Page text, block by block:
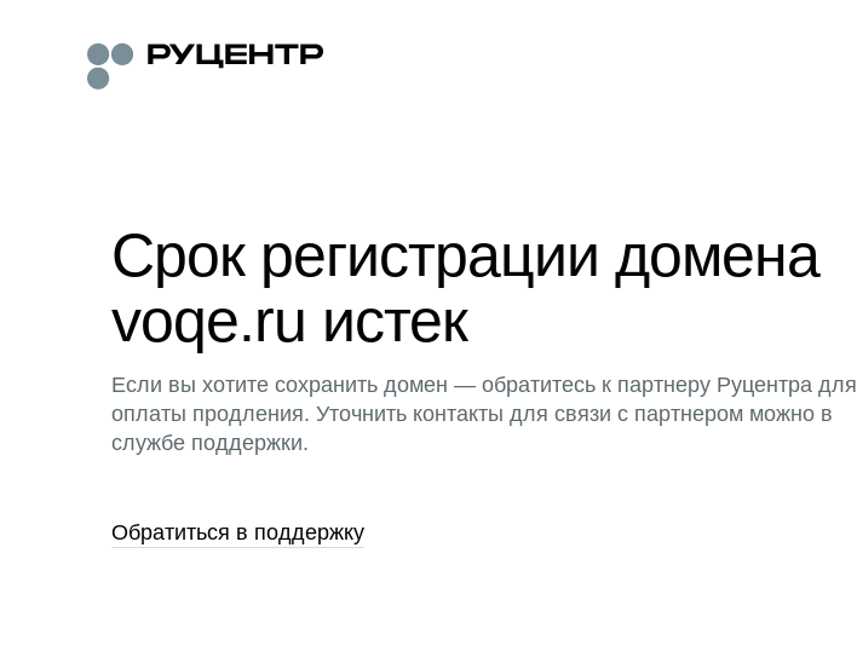
Срок регистрации домена
voqe.ru истек
Если вы хотите сохранить домен — обратитесь к партнеру Руцентра для
оплаты продления. Уточнить контакты для связи с партнером можно в
службе поддержки.
Обратиться в поддержку